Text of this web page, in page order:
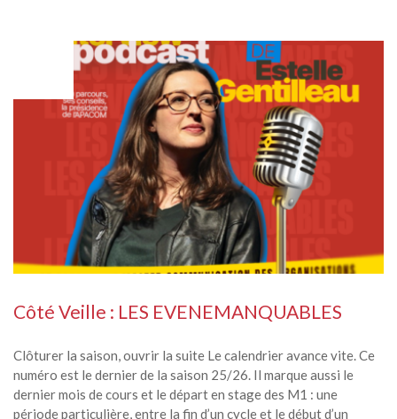
Côté Veille : LES EVENEMANQUABLES
Clôturer la saison, ouvrir la suite Le calendrier avance vite. Ce
numéro est le dernier de la saison 25/26. Il marque aussi le
dernier mois de cours et le départ en stage des M1 : une
période particulière, entre la fin d’un cycle et le début d’un